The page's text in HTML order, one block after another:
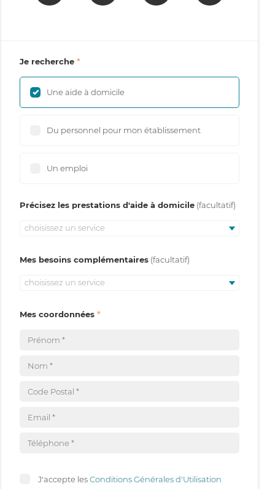
Je recherche
Une aide à domicile
Du personnel pour mon établissement
Un emploi
Précisez les prestations d'aide à domicile
choisissez un service
Mes besoins complémentaires
choisissez un service
Mes coordonnées
J'accepte lesConditions Générales d'Utilisation